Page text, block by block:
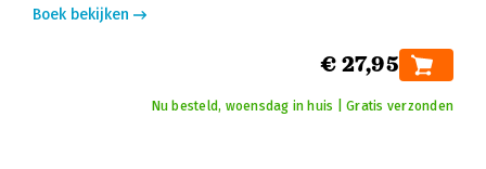
Boek bekijken
€ 27,95
Nu besteld, woensdag in huis | Gratis verzonden